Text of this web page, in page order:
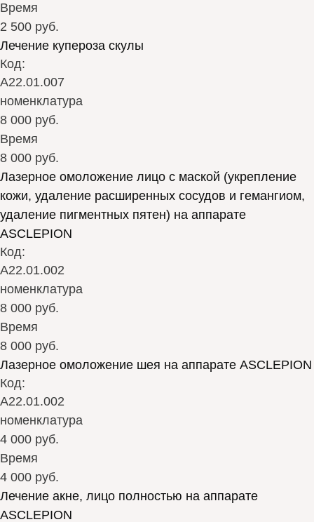
Время
2 500 руб.
Лечение купероза скулы
Код:
А22.01.007
номенклатура
8 000 руб.
Время
8 000 руб.
Лазерное омоложение лицо с маской (укрепление
кожи, удаление расширенных сосудов и гемангиом,
удаление пигментных пятен) на аппарате
ASCLEPION
Код:
А22.01.002
номенклатура
8 000 руб.
Время
8 000 руб.
Лазерное омоложение шея на аппарате ASCLEPION
Код:
А22.01.002
номенклатура
4 000 руб.
Время
4 000 руб.
Лечение акне, лицо полностью на аппарате
ASCLEPION